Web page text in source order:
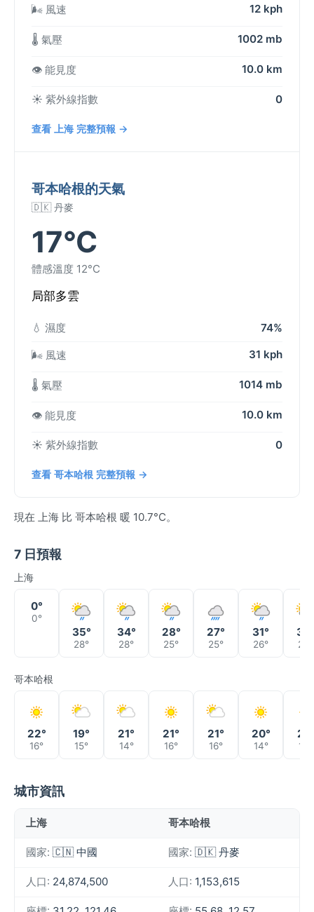
🌬️ 風速 12 kph
🌡️ 氣壓 1002 mb
👁️ 能見度 10.0 km
☀️ 紫外線指數 0
查看 上海 完整預報 →
哥本哈根的天氣
🇩🇰 丹麥
17°C
體感溫度 12°C
局部多雲
💧 濕度 74%
🌬️ 風速 31 kph
🌡️ 氣壓 1014 mb
👁️ 能見度 10.0 km
☀️ 紫外線指數 0
查看 哥本哈根 完整預報 →
現在 上海 比 哥本哈根 暖 10.7°C。
7 日預報
上海
0°
0°
35°
28°
34°
28°
28°
25°
27°
25°
31°
26° 26°
哥本哈根
22°
16°
19°
15°
21°
14°
21°
16°
21°
16°
20°
14°
21°
14°
城市資訊
上海 哥本哈根
國家: 🇨🇳 中國 國家: 🇩🇰 丹麥
人口: 24,874,500 人口: 1,153,615